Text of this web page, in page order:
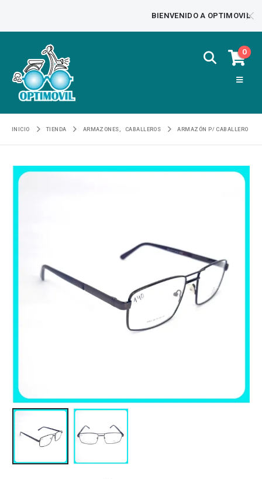
BIENVENIDO A OPTIMOVIL
0
INICIO TIENDA ARMAZONES CABALLEROS ARMAZÓN P/ CABALLERO